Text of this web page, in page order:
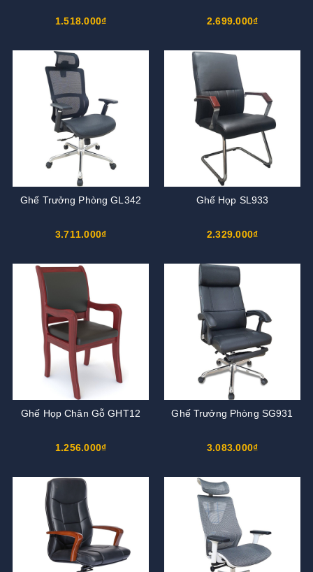
1.518.000₫ 2.699.000₫
Ghế Trưởng Phòng GL342
3.711.000₫
Ghế Họp SL933
2.329.000₫
Ghế Họp Chân Gỗ GHT12
1.256.000₫
Ghế Trưởng Phòng SG931
3.083.000₫